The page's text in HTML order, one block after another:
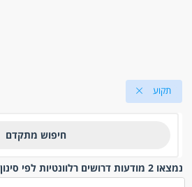
תקוע
חיפוש מתקדם
נמצאו 2 מודעות דרושים רלוונטיות לפי סינון